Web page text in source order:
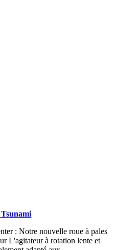
: Notre nouvelle roue à pales
L'agitateur à rotation lente et